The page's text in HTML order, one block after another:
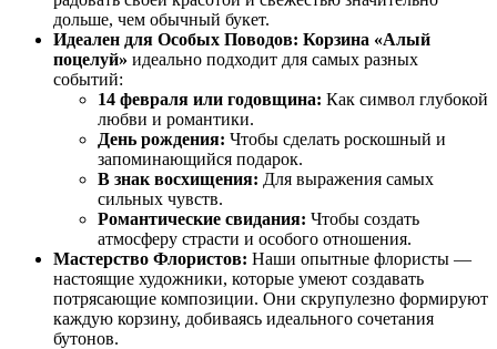
дольше, чем обычный букет.
Идеален для Особых Поводов: Корзина «Алый
поцелуй» идеально подходит для самых разных
событий:
14 февраля или годовщина: Как символ глубокой
любви и романтики.
День рождения: Чтобы сделать роскошный и
запоминающийся подарок.
В знак восхищения: Для выражения самых
сильных чувств.
Романтические свидания: Чтобы создать
атмосферу страсти и особого отношения.
Мастерство Флористов: Наши опытные флористы —
настоящие художники, которые умеют создавать
потрясающие композиции. Они скрупулезно формируют
каждую корзину, добиваясь идеального сочетания
бутонов.